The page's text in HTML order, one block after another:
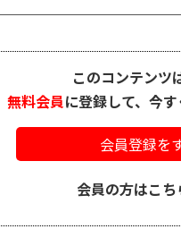
このコンテンツ
無料会員に登録して、今
会員登録を
会員の方はこち